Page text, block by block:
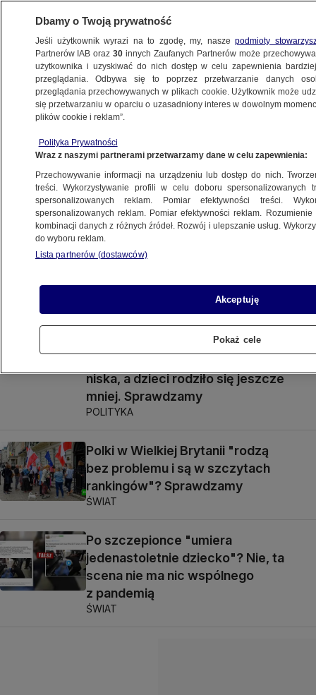
KONKRET24
DZIECKO
FAŁSZ
Dziecko wyrzuciło tęczową
flagę? Czego nie mówią politycy PiS
Gabriela Sieczkowska
Fogiel: dzięki 500 plus "przekraczamy
prognozy urodzeń GUS-u". Już nie
POLSKA
dni, "na dziecko" dwa? Wyjaśniamy
niska, a dzieci rodziło się jeszcze
mniej. Sprawdzamy
POLITYKA
Polki w Wielkiej Brytanii "rodzą
bez problemu i są w szczytach
rankingów"? Sprawdzamy
ŚWIAT
Po szczepionce "umiera
jedenastoletnie dziecko"? Nie, ta
scena nie ma nic wspólnego
z pandemią
ŚWIAT
Dbamy o Twoją prywatność
Jeśli użytkownik wyrazi na to zgodę, my, naszepodmioty
Partnerów IAB oraz30 innych Zaufanych Partnerów może
użytkownika i uzyskiwać do nich dostęp w celu zapewnienia
przeglądania. Odbywa się to poprzez przetwarzanie danych
przeglądania przechowywanych w plikach cookie. Użytkownik może
się przetwarzaniu w oparciu o uzasadniony interes w dowolnym
plików cookie i reklam”.
Polityka Prywatności
Wraz z naszymi partnerami przetwarzamy dane w celu zapewnienia:
Przechowywanie informacji na urządzeniu lub dostęp do nich.
treści. Wykorzystywanie profili w celu doboru spersonalizowanych
spersonalizowanych reklam. Pomiar efektywności treści.
spersonalizowanych reklam. Pomiar efektywności reklam.
kombinacji danych z różnych źródeł. Rozwój i ulepszanie usług.
do wyboru reklam.
Lista partnerów (dostawców)
Akceptuję
Pokaż cele